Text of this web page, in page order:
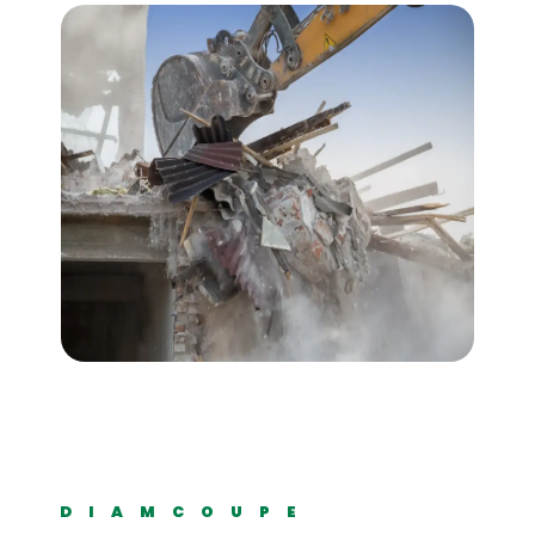
DIAMCOUPE